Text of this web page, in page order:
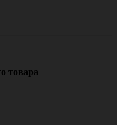
товара